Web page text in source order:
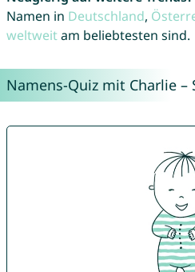
Namen in Deutschland,
weltweitam beliebtesten sind.
Namens-Quiz mit Charlie –